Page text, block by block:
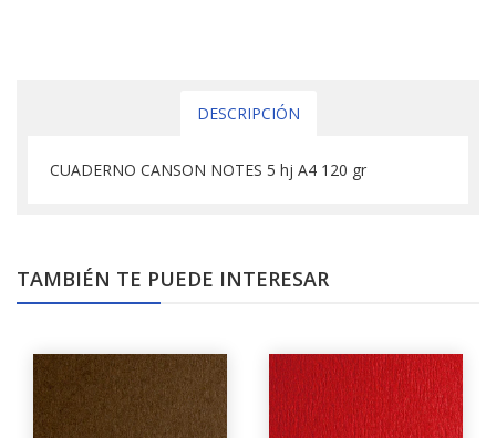
DESCRIPCIÓN
CUADERNO CANSON NOTES 5 hj A4 120 gr
TAMBIÉN TE PUEDE INTERESAR